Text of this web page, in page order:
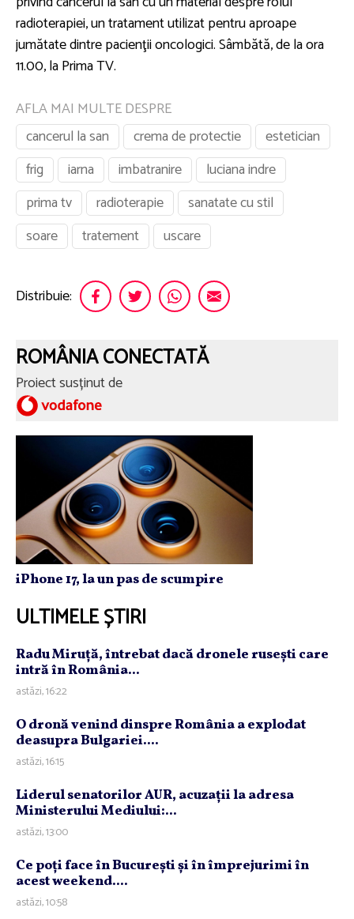
radioterapiei, un tratament utilizat pentru aproape
jumătate dintre pacienţii oncologici. Sâmbătă, de la ora
11.00, la Prima TV.
AFLA MAI MULTE DESPRE
cancerul la san
crema de protectie
estetician
frig
iarna imbatranire
luciana indre
prima tv
radioterapie
sanatate cu stil
soare
tratement uscare
Distribuie:
ROMÂNIA CONECTATĂ
Proiect susținut de
iPhone 17, la un pas de scumpire
ULTIMELE ȘTIRI
Radu Miruţă, întrebat dacă dronele ruseşti care
intră în România...
astăzi, 16:22
O dronă venind dinspre România a explodat
deasupra Bulgariei....
astăzi, 16:15
Liderul senatorilor AUR, acuzaţii la adresa
Ministerului Mediului:...
astăzi, 13:00
Ce poţi face în Bucureşti şi în împrejurimi în
acest weekend....
astăzi, 10:58